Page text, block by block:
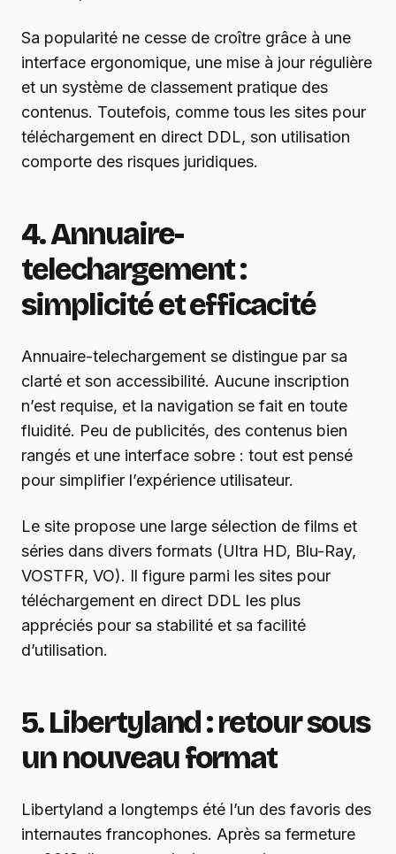
Sa popularité ne cesse de croître grâce à une
interface ergonomique, une mise à jour régulière
et un système de classement pratique des
contenus. Toutefois, comme tous les sites pour
téléchargement en direct DDL, son utilisation
comporte des risques juridiques.
4. Annuaire-
telechargement :
simplicité et efficacité
Annuaire-telechargement se distingue par sa
clarté et son accessibilité. Aucune inscription
n’est requise, et la navigation se fait en toute
fluidité. Peu de publicités, des contenus bien
rangés et une interface sobre : tout est pensé
pour simplifier l’expérience utilisateur.
Le site propose une large sélection de films et
séries dans divers formats (Ultra HD, Blu-Ray,
VOSTFR, VO). Il figure parmi les sites pour
téléchargement en direct DDL les plus
appréciés pour sa stabilité et sa facilité
d’utilisation.
5. Libertyland : retour sous
un nouveau format
Libertyland a longtemps été l’un des favoris des
internautes francophones. Après sa fermeture